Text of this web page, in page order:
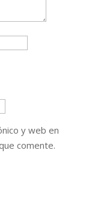
y web en
comente.